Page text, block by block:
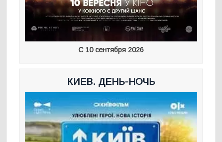
С 10 сентября 2026
КИЕВ. ДЕНЬ-НОЧЬ